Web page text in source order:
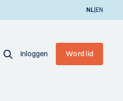
NL|EN
Inloggen Word lid